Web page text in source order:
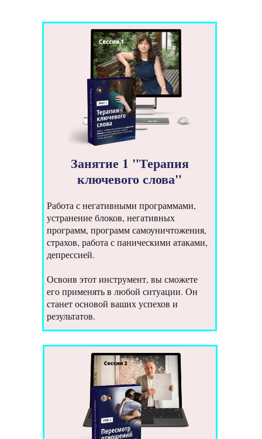
Занятие 1 "Терапия
ключевого слова"
Работа с негативными программами,
устранение блоков, негативных
программ, программ самоуничтожения,
страхов, работа с паническими атаками,
депрессией.
Освоив этот инструмент, вы сможете
его применять в любой ситуации. Он
станет основой ваших успехов и
результатов.